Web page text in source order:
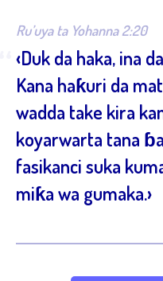
Ru’uya ta Yohanna 2:20
‹Duk da haka, ina
Kana haƙuri da
wadda take kira
koyarwarta tana
fasikanci suka
miƙa wa gumaka.›